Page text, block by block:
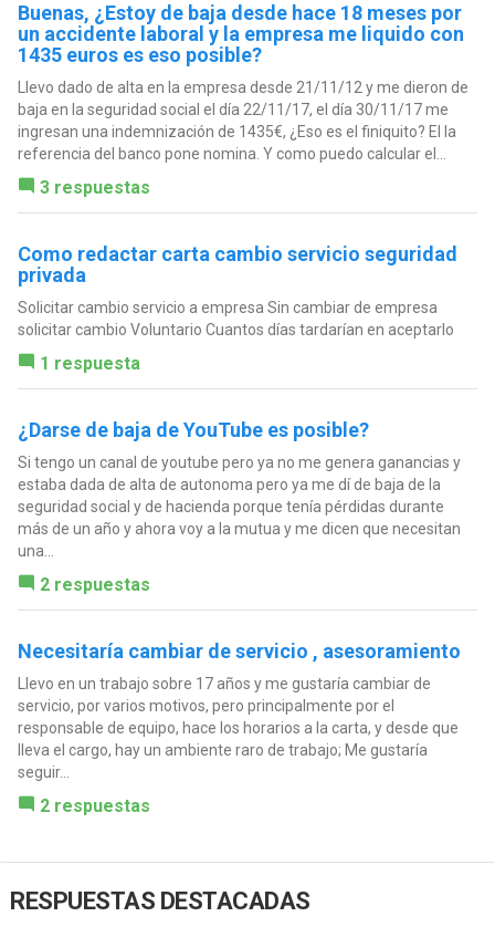
Buenas, ¿Estoy de baja desde hace 18 meses por
un accidente laboral y la empresa me liquido con
1435 euros es eso posible?
Llevo dado de alta en la empresa desde 21/11/12 y me dieron de
baja en la seguridad social el día 22/11/17, el día 30/11/17 me
ingresan una indemnización de 1435€, ¿Eso es el finiquito? El la
referencia del banco pone nomina. Y como puedo calcular el...
3 respuestas
Como redactar carta cambio servicio seguridad
privada
Solicitar cambio servicio a empresa Sin cambiar de empresa
solicitar cambio Voluntario Cuantos días tardarían en aceptarlo
1 respuesta
¿Darse de baja de YouTube es posible?
Si tengo un canal de youtube pero ya no me genera ganancias y
estaba dada de alta de autonoma pero ya me dí de baja de la
seguridad social y de hacienda porque tenía pérdidas durante
más de un año y ahora voy a la mutua y me dicen que necesitan
una...
2 respuestas
Necesitaría cambiar de servicio , asesoramiento
Llevo en un trabajo sobre 17 años y me gustaría cambiar de
servicio, por varios motivos, pero principalmente por el
responsable de equipo, hace los horarios a la carta, y desde que
lleva el cargo, hay un ambiente raro de trabajo; Me gustaría
seguir...
2 respuestas
RESPUESTAS DESTACADAS